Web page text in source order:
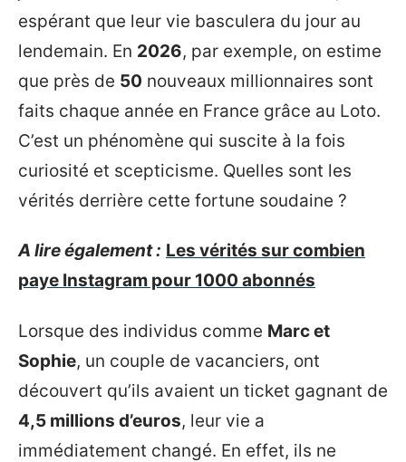
espérant que leur vie basculera du jour au
lendemain. En 2026, par exemple, on estime
que près de 50 nouveaux millionnaires sont
faits chaque année en France grâce au Loto.
C’est un phénomène qui suscite à la fois
curiosité et scepticisme. Quelles sont les
vérités derrière cette fortune soudaine ?
A lire également : Les vérités sur combien
paye Instagram pour 1000 abonnés
Lorsque des individus comme Marc et
Sophie, un couple de vacanciers, ont
découvert qu’ils avaient un ticket gagnant de
4,5 millions d’euros, leur vie a
immédiatement changé. En effet, ils ne